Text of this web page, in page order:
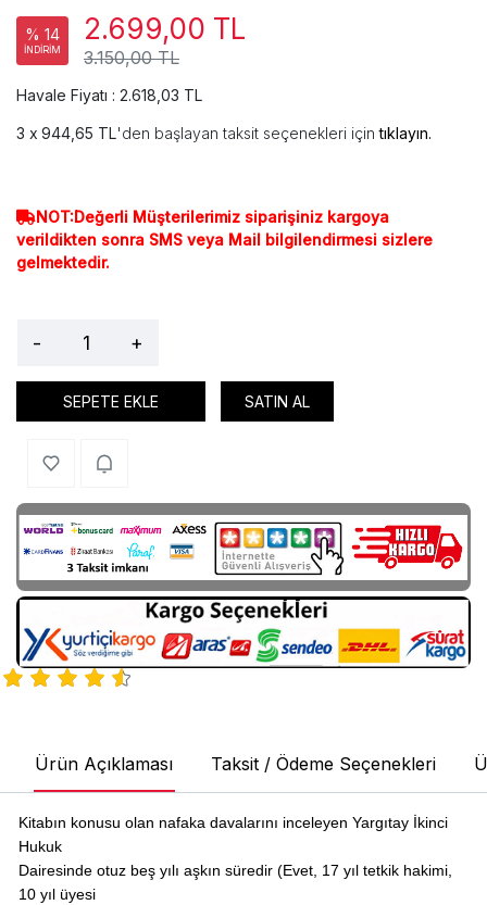
% 14
İNDİRİM 3.150,00 TL
2.699,00 TL
Havale Fiyatı : 2.618,03 TL
944,65 TL'den başlayan taksit seçenekleri içintıklayın.
NOT:Değerli Müşterilerimiz siparişiniz kargoya
verildikten sonra SMS veya Mail bilgilendirmesi sizlere
gelmektedir.
- +
SEPETE EKLE SATIN AL
Ürün Açıklaması Taksit / Ödeme Seçenekleri
Kitabın konusu olan nafaka davalarını inceleyen Yargıtay İkinci
Hukuk
Dairesinde otuz beş yılı aşkın süredir (Evet, 17 yıl tetkik hakimi,
10 yıl üyesi